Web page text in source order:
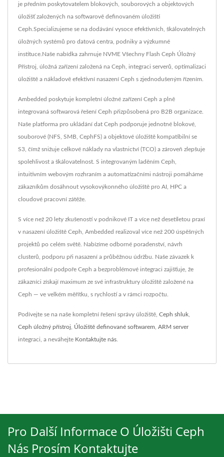
je předním poskytovatelem blokových, souborových a objektových
úložišť založených na softwarově definovaném úložišti
Ceph.Specializujeme se na dodávání vysoce efektivních, škálovatelných
úložných systémů pro datová centra, podniky a výzkumné
instituce.Naše nabídka zahrnuje NVME Všechny Flash Ceph Úložný
Přístroj, úložná zařízení založená na Ceph, integraci serverů, optimalizaci
úložiště a nákladově efektivní nasazení Ceph s zjednodušeným řízením.
Ambedded poskytuje kompletní úložné zařízení Ceph a plně
integrovaná softwarová řešení Ceph přizpůsobená pro B2B organizace.
Naše platforma pro ukládání dat Ceph podporuje jednotné blokové,
souborové (NFS, SMB, CephFS) a objektové úložiště kompatibilní se
S3, čímž snižuje celkové náklady na vlastnictví (TCO) a zároveň zlepšuje
spolehlivost a škálovatelnost. S integrovaným laděním Ceph,
intuitivním webovým rozhraním a automatizačními nástroji pomáháme
zákazníkům dosáhnout vysokovýkonného úložiště pro AI, HPC a
cloudové pracovní zátěže.
S více než 20 lety zkušeností v podnikové IT a více než desetiletou praxí
v nasazení úložiště Ceph, Ambedded realizoval více než 200 úspěšných
projektů po celém světě. Nabízíme odborné poradenství, návrh
clusterů, podporu při nasazení a průběžnou údržbu. Naše závazek k
profesionální podpoře Ceph a bezproblémové integraci zajišťuje, že
zákazníci získají maximum ze své infrastruktury úložiště založené na
Ceph — ve velkém měřítku, s rychlostí a v rámci rozpočtu.
Podívejte se na naše kompletní řešení správy úložiště, Ceph shluk
Ceph úložný přístroj Úložiště definované softwarem ARM server
integraci, a neváhejte Kontaktujte nás
Pro Další Informace O Úložišti Ceph
Nás Prosím Kontaktujte